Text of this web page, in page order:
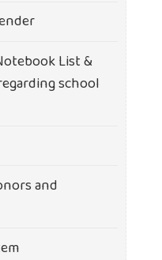
List &
school
and